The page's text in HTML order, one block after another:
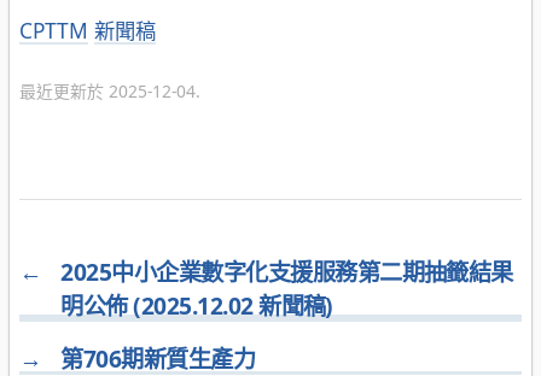
分
CPTTM 新聞稿
最近更新於 2025-12-04.
←
2025中小企業數字化支援服務第二期抽籤結果
明公佈 (2025.12.02 新聞稿)
→
第706期新質生產力